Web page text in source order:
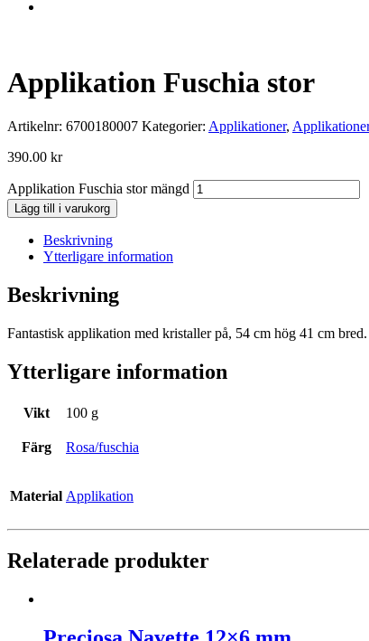
Applikation Fuschia stor
Artikelnr: 6700180007 Kategorier: Applikationer,
390.00 kr
Applikation Fuschia stor mängd
Lägg till i varukorg
Beskrivning
Ytterligare information
Beskrivning
Fantastisk applikation med kristaller på, 54 cm hög 41 cm
Ytterligare information
Vikt 100 g
Färg Rosa/fuschia
Material Applikation
Relaterade produkter